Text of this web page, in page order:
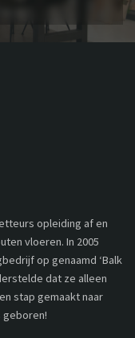
opleiding af en
vloeren. In 2005
op genaamd ‘Balk
dat ze alleen
stap gemaakt naar
geboren!